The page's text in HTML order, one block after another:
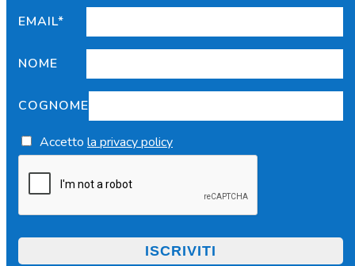
EMAIL*
NOME
COGNOME
Accetto la privacy policy